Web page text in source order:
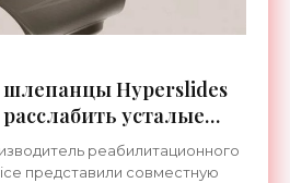
шлепанцы Hyperslides
усталые
- «Гаджеты»
реабилитационного
представили совместную